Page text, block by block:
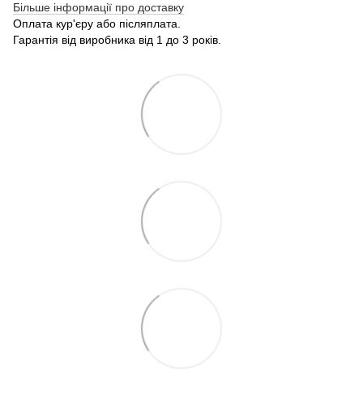
Більше інформації про доставку
Оплата кур'єру або післяплата.
Гарантія від виробника від 1 до 3 років.